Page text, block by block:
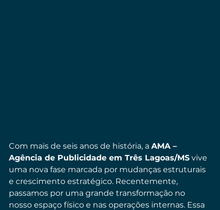
Com mais de seis anos de história, a AMA –
Agência de Publicidade em Três Lagoas/MS vive
uma nova fase marcada por mudanças estruturais
e crescimento estratégico. Recentemente,
passamos por uma grande transformação no
nosso espaço físico e nas operações internas. Essa